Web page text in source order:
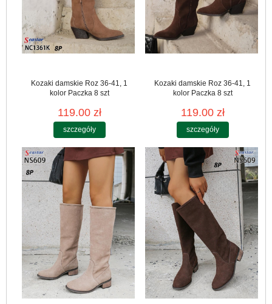
Kozaki damskie Roz 36-41, 1
kolor Paczka 8 szt
119.00 zł
szczegóły
Kozaki damskie Roz 36-41, 1
kolor Paczka 8 szt
119.00 zł
szczegóły